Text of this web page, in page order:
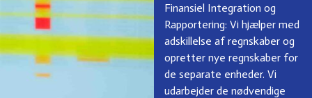
Finansiel Integration og
Rapportering: Vi hjælper med
adskillelse af regnskaber og
opretter nye regnskaber for
de separate enheder. Vi
udarbejder de nødvendige